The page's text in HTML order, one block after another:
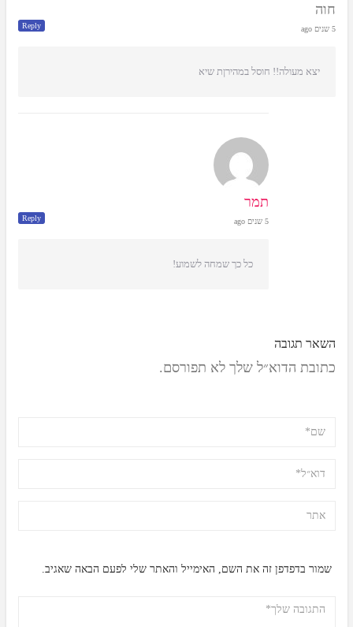
חוה
5 שנים ago Reply
יצא מעולה!! חוסל במהירןת שיא
תמר
5 שנים ago Reply
כל כך שמחה לשמוע!
השאר תגובה
כתובת הדוא״ל שלך לא תפורסם.
שמור בדפדפן זה את השם, האימייל והאתר שלי לפעם הבאה שאגיב.